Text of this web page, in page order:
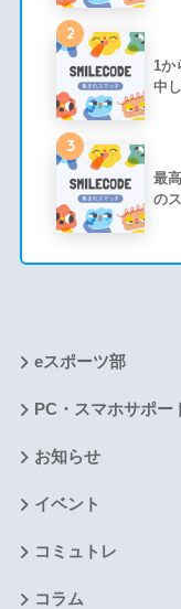
2
1か
中
3
最
の
eスポーツ部
PC・スマホサポー
お知らせ
イベント
コミュトレ
コラム